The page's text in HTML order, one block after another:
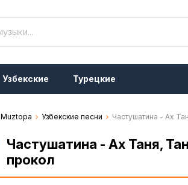
Узбекские Турецкие
Muztopa Узбекские песни Частушатина - Ах
Частушатина - Ах Таня,
прокол